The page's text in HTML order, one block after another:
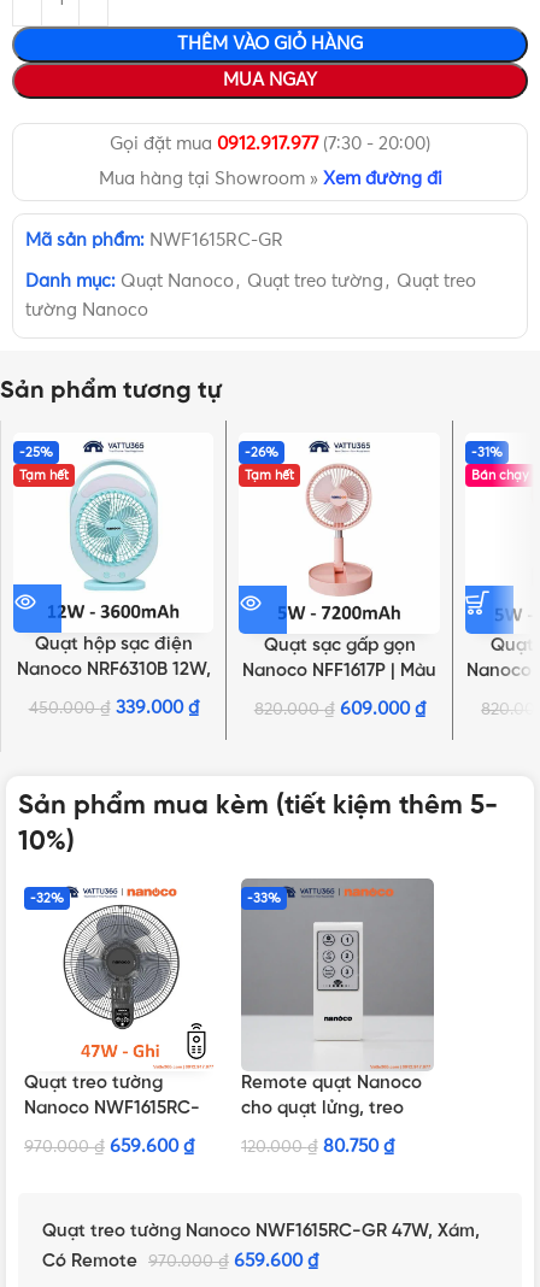
THÊM VÀO GIỎ HÀNG
MUA NGAY
Gọi đặt mua 0912.917.977(7:30 - 20:00)
Mua hàng tại Showroom » Xem đường đi
Mã sản phẩm: NWF1615RC-GR
Danh mục: Quạt Nanoco , Quạt treo tường , Quạt treo
tường Nanoco
Sản phẩm tương tự
-25%
Tạm hết
Quạt hộp sạc điện
Nanoco NRF6310B 12W,
Xanh, 3600mAh, có đèn
450.000₫ 339.000 ₫
-26%
Tạm hết
Quạt sạc gấp gọn
Nanoco NFF1617P | Màu
Hồng, Pin 24H
820.000₫ 609.000 ₫
-31%
Bán chạy
Quạt
Nanoco
Sản phẩm mua kèm (tiết kiệm thêm 5-
10%)
-32%
Quạt treo tường
Nanoco NWF1615RC-
GR 47W, Xám, Có
970.000₫ 659.600 ₫
-33%
Remote quạt Nanoco
cho quạt lửng, treo
tường Chính hãng
120.000₫ 80.750 ₫
Quạt treo tường Nanoco NWF1615RC-GR 47W, Xám,
Có Remote
970.000₫ 659.600 ₫